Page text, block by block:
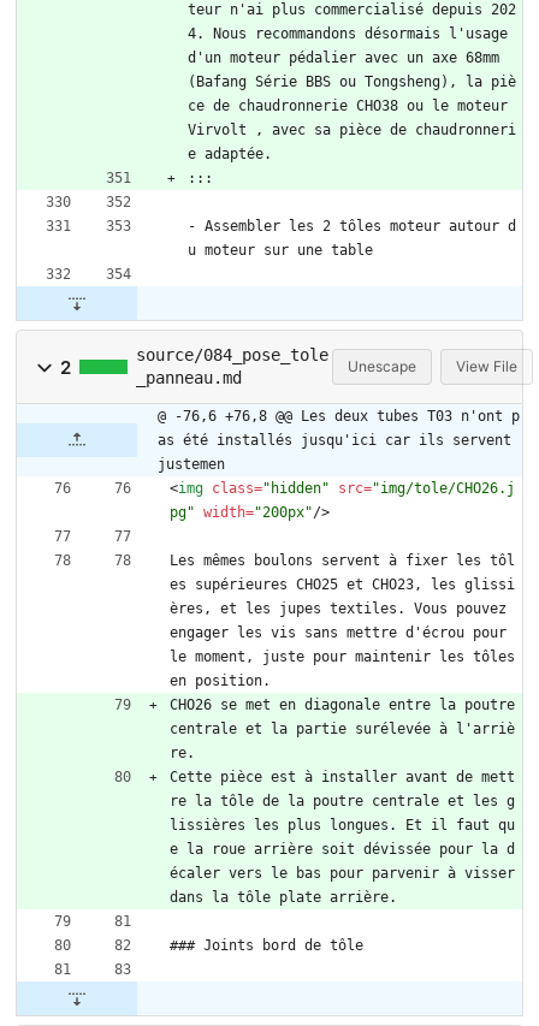
teur n'ai plus commercialisé depuis 202
4. Nous recommandons désormais l'usage
d'un moteur pédalier avec un axe 68mm
(Bafang Série BBS ou Tongsheng), la piè
ce de chaudronnerie CHO38 ou le moteur
Virvolt , avec sa pièce de chaudronneri
e adaptée.
:::
- Assembler les 2 tôles moteur autour d
u moteur sur une table
2
source/084_pose_tole
_panneau.md
Unescape View File
@ -76,6 +76,8 @@ Les deux tubes T03 n'ont p
as été installés jusqu'ici car ils servent
justemen
<img class="hidden" src="img/tole/CHO26.j
pg" width="200px"/>
Les mêmes boulons servent à fixer les tôl
es supérieures CHO25 et CHO23, les glissi
ères, et les jupes textiles. Vous pouvez
engager les vis sans mettre d'écrou pour
le moment, juste pour maintenir les tôles
en position.
CHO26 se met en diagonale entre la poutre
centrale et la partie surélevée à l'arriè
re.
Cette pièce est à installer avant de mett
re la tôle de la poutre centrale et les g
lissières les plus longues. Et il faut qu
e la roue arrière soit dévissée pour la d
écaler vers le bas pour parvenir à visser
dans la tôle plate arrière.
### Joints bord de tôle